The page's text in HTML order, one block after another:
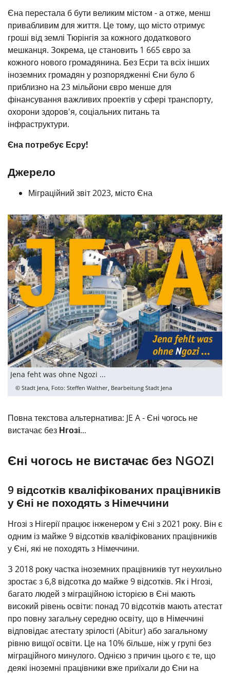
Єна перестала б бути великим містом - а отже, менш
привабливим для життя. Це тому, що місто отримує
гроші від землі Тюрінгія за кожного додаткового
мешканця. Зокрема, це становить 1 665 євро за
кожного нового громадянина. Без Есри та всіх інших
іноземних громадян у розпорядженні Єни було б
приблизно на 23 мільйони євро менше для
фінансування важливих проектів у сфері транспорту,
охорони здоров'я, соціальних питань та
інфраструктури.
Єна потребує Есру!
Джерело
Міграційний звіт 2023, місто Єна
Jena feht was ohne Ngozi ...
© Stadt Jena, Foto: Steffen Walther, Bearbeitung Stadt Jena
Повна текстова альтернатива: JE A - Єні чогось не
вистачає без Нгозі...
Єні чогось не вистачає без NGOZI
9 відсотків кваліфікованих працівників
у Єні не походять з Німеччини
Нгозі з Нігерії працює інженером у Єні з 2021 року. Він є
одним із майже 9 відсотків кваліфікованих працівників
у Єні, які не походять з Німеччини.
З 2018 року частка іноземних працівників тут неухильно
зростає з 6,8 відсотка до майже 9 відсотків. Як і Нгозі,
багато людей з міграційною історією в Єні мають
високий рівень освіти: понад 70 відсотків мають атестат
про повну загальну середню освіту, що в Німеччині
відповідає атестату зрілості (Abitur) або загальному
рівню вищої освіти. Це на 10% більше, ніж у групі без
міграційного минулого. Однією з причин цього є те, що
деякі іноземні працівники вже приїхали до Єни на